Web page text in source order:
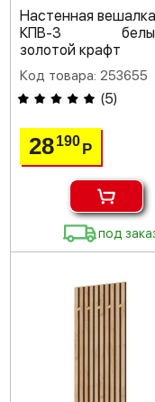
Настенная
КПВ-3
золотой крафт
Код товара: 253655
(5)
28190Р
под